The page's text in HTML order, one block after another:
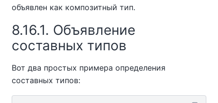
объявлен как композитный тип.
8.16.1. Объявление
составных типов
Вот два простых примера определения
составных типов: